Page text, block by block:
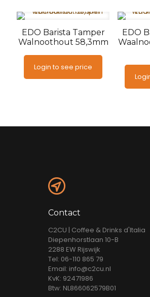
EDO Barista Tamper
Walnoothout 58,3mm
Login to see price
EDO
Contact
C2CU | Coffee & Drinks d'Italia
Diepenhorstlaan 10-B
2288 EW Rijswijk
Tel: 06-110 865 79
Email: info@c2cu.nl
KvK: 92471986
Btw: NL866062579B01